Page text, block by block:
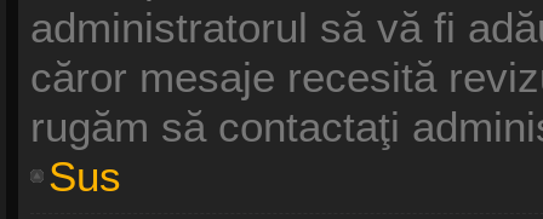
administratorul să vă fi
căror mesaje recesită
rugăm să contactaţi
Sus